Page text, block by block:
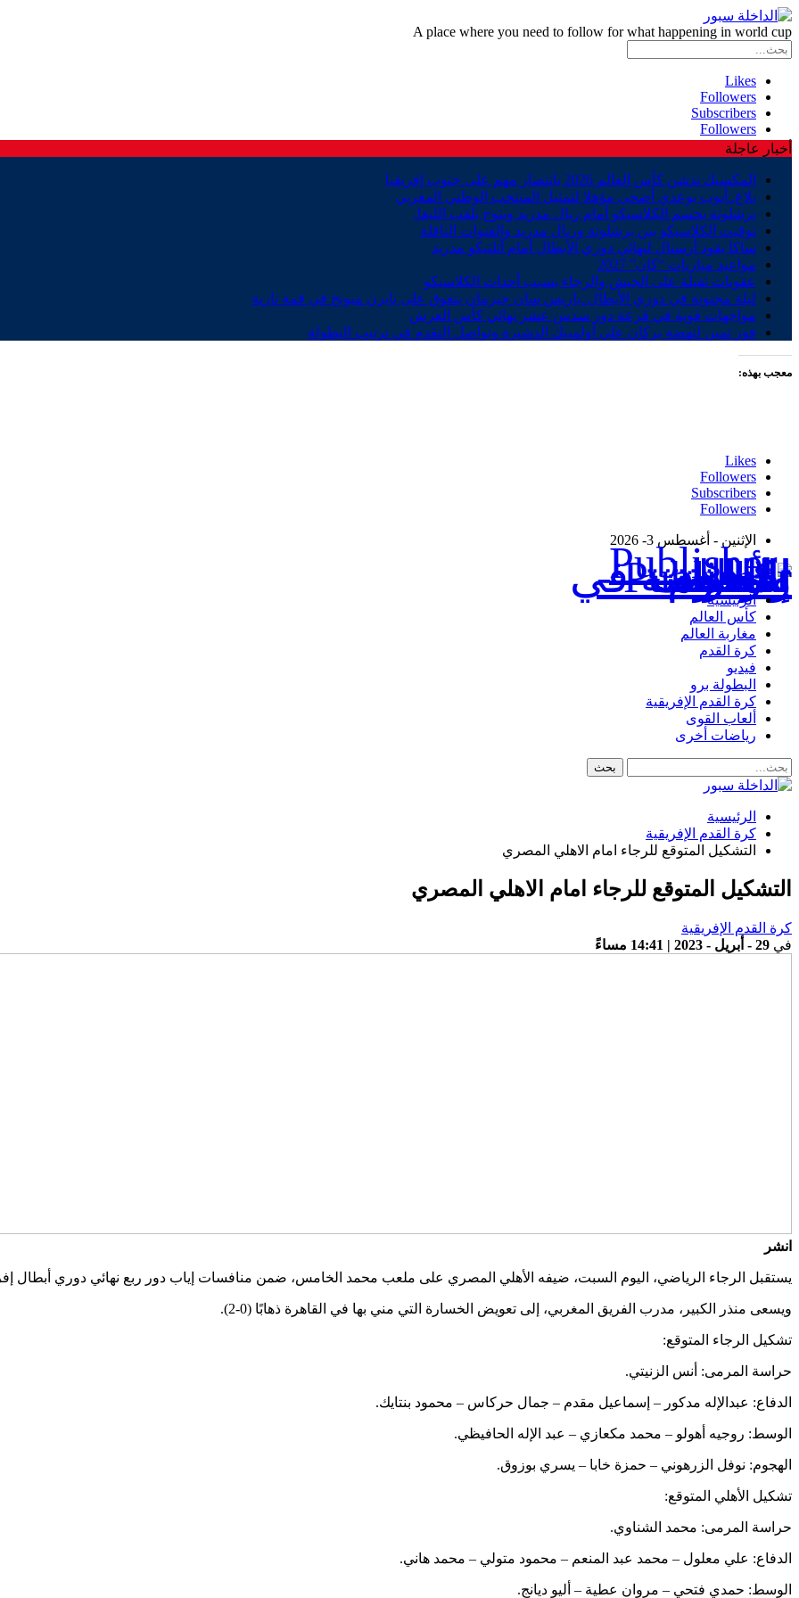
A place where you need to follow for what happening in world cup
Likes
Followers
Subscribers
Followers
أخبار عاجلة
المكسيك تدشن كأس العالم 2026 بانتصار مهم على جنوب إفريقيا
بلاغ..أيوب بوعدي أضحى مؤهلا لتمثيل المنتخب الوطني المغربي
برشلونة يحسم الكلاسيكو أمام ريال مدريد ويتوج بلقب الليغا.
توقيت الكلاسيكو بين برشلونة وريال مدريد والقنوات الناقلة
ساكا يقود أرسنال لنهائي دوري الأبطال أمام أتلتيكو مدريد
مواعيد مباريات “كان” 2027
عقوبات ثقيلة على الجيش والرجاء بسبب أحداث الكلاسيكو
ليلة مجنونة في دوري الأبطال..باريس سان جيرمان يتفوق على بايرن ميونخ في قمة نارية
مواجهات قوية في قرعة دور سدس عشر نهائي كأس العرش
فوز ثمين لنهضة بركان على أولمبيك الدشيرة وتواصل التقدم في ترتيب البطولة
معجب بهذه:
Likes
Followers
Subscribers
Followers
الإثنين - أغسطس 3- 2026
Publisher - تغطية إخبارية لكافة الأحداث الرياضية في المغرب والعالم.
الرئيسية
كأس العالم
مغاربة العالم
كرة القدم
فيديو
البطولة برو
كرة القدم الإفريقية
ألعاب القوى
رياضات أخرى
الرئيسية
كرة القدم الإفريقية
التشكيل المتوقع للرجاء امام الاهلي المصري
التشكيل المتوقع للرجاء امام الاهلي المصري
كرة القدم الإفريقية
في 29 - أبريل - 2023 | 14:41 مساءً
انشر
يستقبل الرجاء الرياضي، اليوم السبت، ضيفه الأهلي المصري على ملعب محمد الخامس، ضمن منافسات إياب دور ربع نهائي دوري أبطال
ويسعى منذر الكبير، مدرب الفريق المغربي، إلى تعويض الخسارة التي مني بها في القاهرة ذهابًا (0-2).
تشكيل الرجاء المتوقع:
حراسة المرمى: أنس الزنيتي.
الدفاع: عبدالإله مدكور – إسماعيل مقدم – جمال حركاس – محمود بنتايك.
الوسط: روجيه أهولو – محمد مكعازي – عبد الإله الحافيظي.
الهجوم: نوفل الزرهوني – حمزة خابا – يسري بوزوق.
تشكيل الأهلي المتوقع:
حراسة المرمى: محمد الشناوي.
الدفاع: علي معلول – محمد عبد المنعم – محمود متولي – محمد هاني.
الوسط: حمدي فتحي – مروان عطية – أليو ديانج.